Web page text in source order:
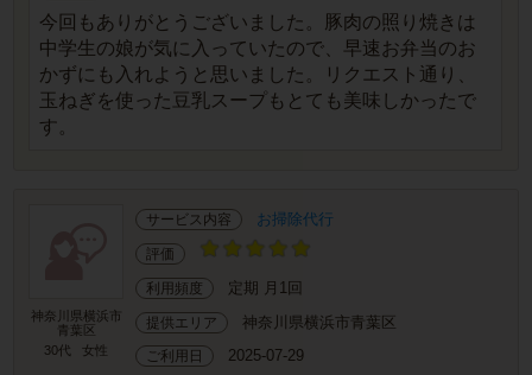
今回もありがとうございました。豚肉の照り焼きは
中学生の娘が気に入っていたので、早速お弁当のお
かずにも入れようと思いました。リクエスト通り、
玉ねぎを使った豆乳スープもとても美味しかったで
す。
神奈川県横浜市
青葉区
30代
女性
サービス内容 お掃除代行
評価
利用頻度 定期 月1回
提供エリア 神奈川県横浜市青葉区
ご利用日 2025-07-29